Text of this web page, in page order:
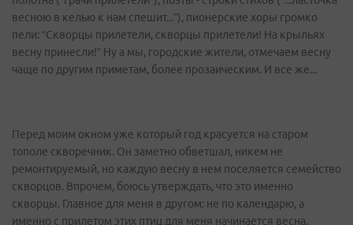
весною в келью к нам спешит...”), пионерские хоры громко
пели: “Скворцы прилетели, скворцы прилетели! На крыльях
весну принесли!” Ну а мы, городские жители, отмечаем весну
чаще по другим приметам, более прозаическим. И все же...
Перед моим окном уже который год красуется на старом
тополе скворечник. Он заметно обветшал, никем не
ремонтируемый, но каждую весну в нем поселяется семейство
скворцов. Впрочем, боюсь утверждать, что это именно
скворцы. Главное для меня в другом: не по календарю, а
именно с прилетом этих птиц для меня начинается весна.